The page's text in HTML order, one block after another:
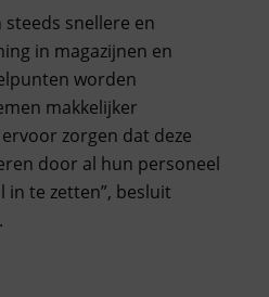
steeds snellere en
in magazijnen en
worden
makkelijker
zorgen dat deze
door al hun personeel
te zetten”, besluit